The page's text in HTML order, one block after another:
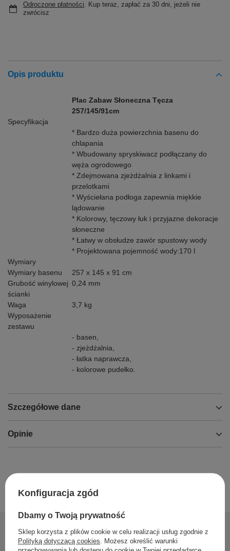
Odroczone płatności. Kup teraz, zapłać za 30 dni, jeżeli nie
zwrócisz
Opis produktu
Plac Zabaw Słoneczna Tęcza
257/145/91cm
Specyfikacja
* Bardzo duża powierzchnia basenu do
chlapania
* Wbudowany spryskiwacz podłączany do
węża ogrodowego
* Zdejmowana zjeżdżalnia z linkami i
przelotkami
* Wyściełana podłoga zapewnia miękkie
lądowanie
* Kolorowy, tęczowy łuk i przyjazne dekoracje
słoneczne
* Łatwy w obsłudze zawór spustowy wody
* Projektowana pojemność wody:170 l
Wymiary
Wymiary basenu
257 x 145 x 91 cm
Grubość winylowej
ścianki
0,24 mm
Waga
3,7 kg
Wyposażenie
zestawu
- basen,
- zjeżdżalnia,
- łatka naprawcza,
- kolorowe pudełko.
Szczegółowe dane
Opinie
Konfiguracja zgód
Dbamy o Twoją prywatność
Sklep korzysta z plików cookie w celu realizacji usług zgodnie z
Polityką dotyczącą cookies . Możesz określić warunki